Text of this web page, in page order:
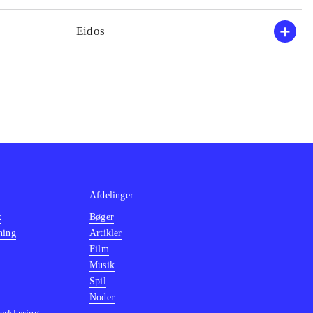
Eidos
Afdelinger
Bøger
Artikler
Film
Musik
Spil
Noder